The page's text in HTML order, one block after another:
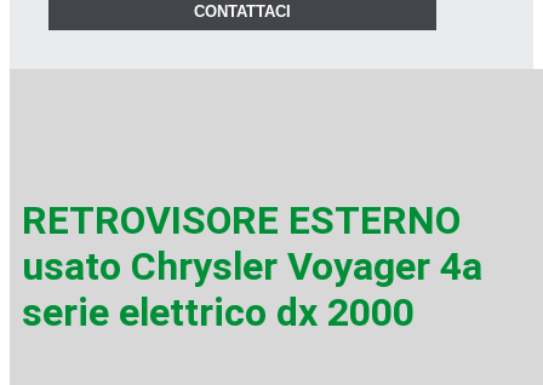
CONTATTACI
RETROVISORE ESTERNO
usato Chrysler Voyager 4a
serie elettrico dx 2000